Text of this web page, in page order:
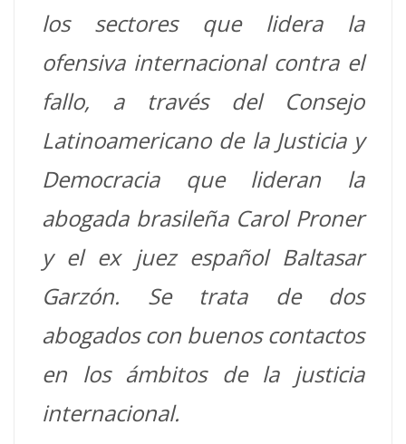
los sectores que lidera la
ofensiva internacional contra el
fallo, a través del Consejo
Latinoamericano de la Justicia y
Democracia que lideran la
abogada brasileña Carol Proner
y el ex juez español Baltasar
Garzón. Se trata de dos
abogados con buenos contactos
en los ámbitos de la justicia
internacional.